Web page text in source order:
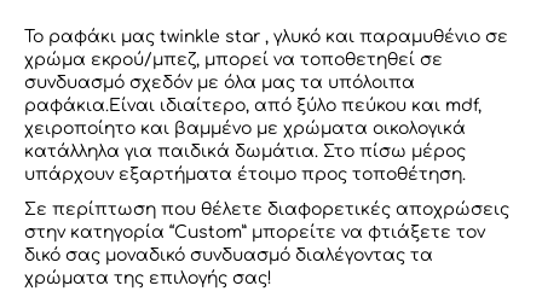
Το ραφάκι μας twinkle star , γλυκό και παραμυθένιο σε
χρώμα εκρού/μπεζ, μπορεί να τοποθετηθεί σε
συνδυασμό σχεδόν με όλα μας τα υπόλοιπα
ραφάκια.Είναι ιδιαίτερο, από ξύλο πεύκου και mdf,
χειροποίητο και βαμμένο με χρώματα οικολογικά
κατάλληλα για παιδικά δωμάτια. Στο πίσω μέρος
υπάρχουν εξαρτήματα έτοιμο προς τοποθέτηση.
Σε περίπτωση που θέλετε διαφορετικές αποχρώσεις
στην κατηγορία “Custom” μπορείτε να φτιάξετε τον
δικό σας μοναδικό συνδυασμό διαλέγοντας τα
χρώματα της επιλογής σας!